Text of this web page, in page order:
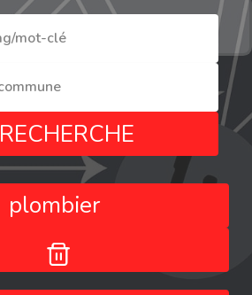
RECHERCHE
plombier